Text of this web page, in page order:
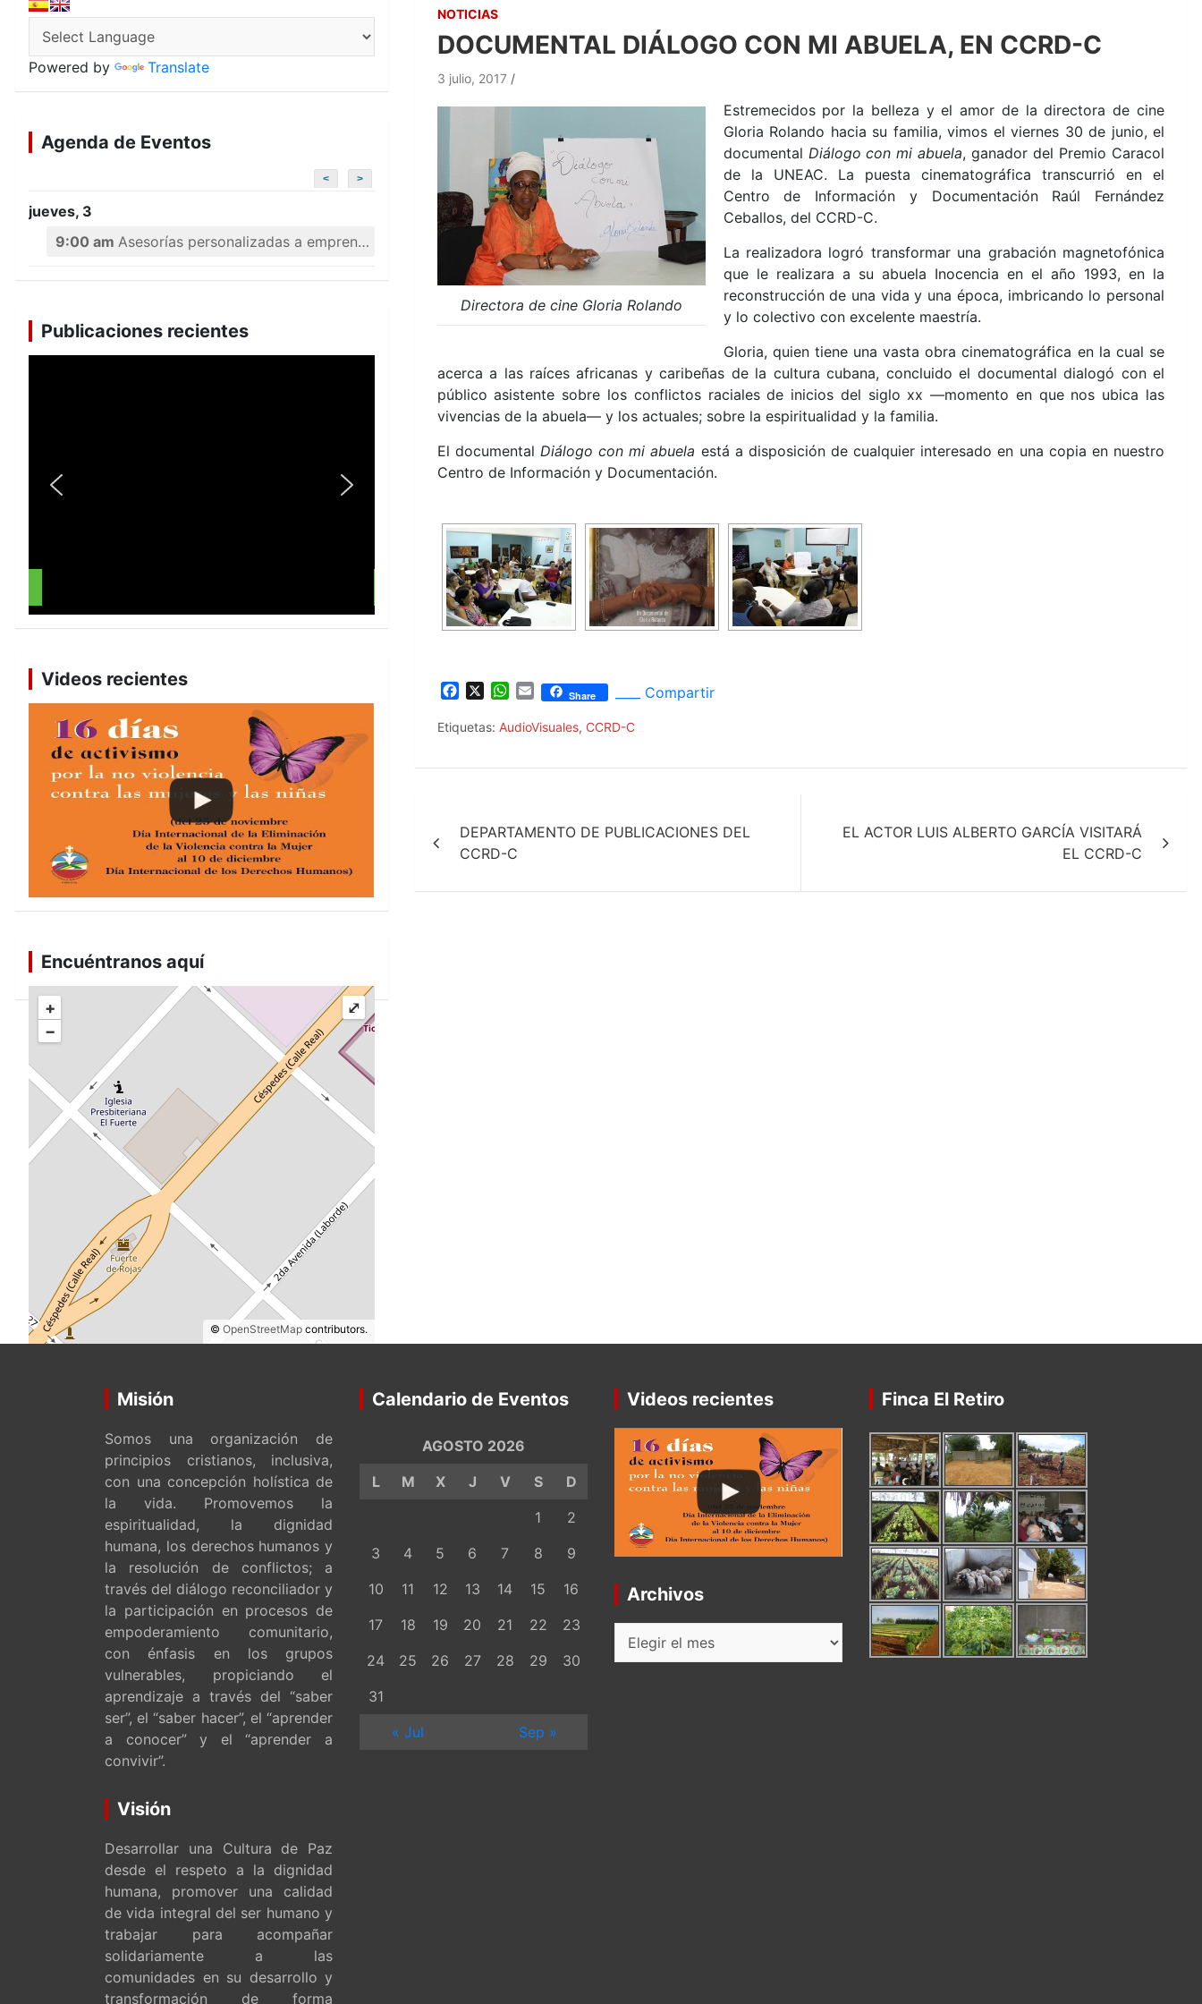
NOTICIAS
DOCUMENTAL DIÁLOGO CON MI ABUELA, EN CCRD-C
3 julio, 2017
Directora de cine Gloria Rolando
Estremecidos por la belleza y el amor de la directora de cine
Gloria Rolando hacia su familia, vimos el viernes 30 de junio, el
documental Diálogo con mi abuela, ganador del Premio Caracol
de la UNEAC. La puesta cinematográfica transcurrió en el
Centro de Información y Documentación Raúl Fernández
Ceballos, del CCRD-C.
La realizadora logró transformar una grabación magnetofónica
que le realizara a su abuela Inocencia en el año 1993, en la
reconstrucción de una vida y una época, imbricando lo personal
y lo colectivo con excelente maestría.
Gloria, quien tiene una vasta obra cinematográfica en la cual se
acerca a las raíces africanas y caribeñas de la culturacubana, concluido el documental dialogó con el
público asistente sobre los conflictos raciales de inicios del siglo xx —momento en que nos ubica las
vivencias de la abuela— y los actuales; sobre la espiritualidad y la familia.
El documental Diálogo con mi abuela está a disposición de cualquier interesado en una copia en nuestro
Centro de Información y Documentación.
c
W
a
E
a
Share ____ Compartir
Etiquetas: AudioVisuales, CCRD-C
de
DEPARTAMENTO DE PUBLICACIONES DEL
CCRD-C
EL ACTOR LUIS ALBERTO GARCÍA VISITARÁ
EL CCRD-C
Powered by Translate
Agenda de Eventos
< >
jueves, 3
9:00 am Asesorías personalizadas a emprendedores
Publicaciones recientes
Revista Reflexión y Diálogo No. 75
VER TODAS LAS PUBLICACIONES
Videos recientes
Encuéntranos aquí
+
−
© OpenStreetMapcontributors.
⤢
Misión
Somos una organización de
principios cristianos, inclusiva,
con una concepción holística de
la vida. Promovemos la
espiritualidad, la dignidad
humana, los derechos humanos y
la resolución de conflictos; a
través del diálogo reconciliador y
la participación en procesos de
empoderamiento comunitario,
con énfasis en los grupos
vulnerables, propiciando el
aprendizaje a través del “saber
ser”, el “saber hacer”, el “aprender
a conocer” y el “aprender a
convivir”.
Visión
Desarrollar una Cultura de Paz
desde el respeto a la dignidad
humana, promover una calidad
de vida integral del ser humano y
trabajar para acompañar
solidariamente a las
comunidades en su desarrollo y
transformación de forma
Calendario de Eventos
AGOSTO 2026
L
M X J V S
D
1
2
3
4 5 6 7 8
9
10
11 12 13 14 15
16
17
18 19 20 21 22
23
24
25 26 27 28 29
30
31
« Jul
Sep »
Videos recientes
Archivos
Finca El Retiro